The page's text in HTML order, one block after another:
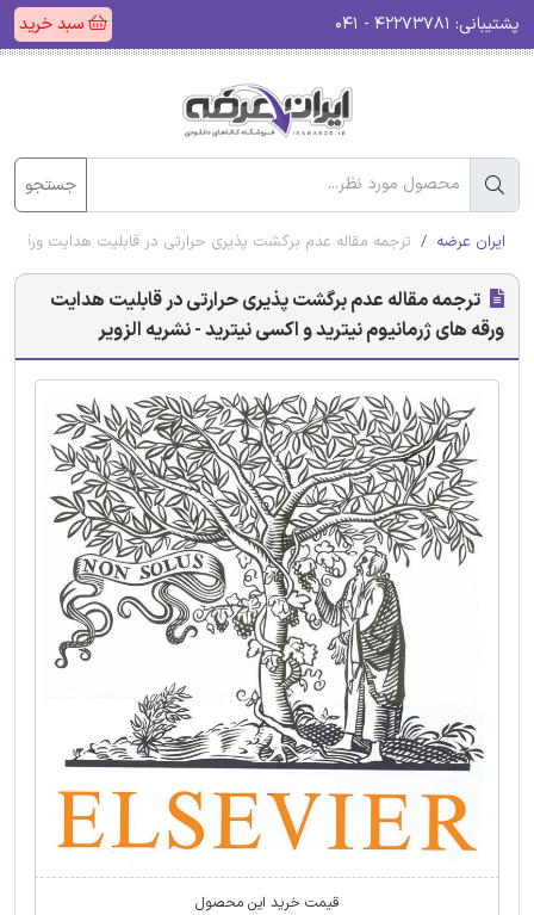
پشتیبانی: سبد خرید
جستجو
ایران عرضه ترجمه مقاله عدم برگشت پذیری حرارتی در قابلیت هدایت ورقه
ترجمه مقاله عدم برگشت پذیری حرارتی در قابلیت هدایت
ورقه های ژرمانیوم نیترید و اکسی نیترید - نشریه الزویر
قیمت خرید این محصول